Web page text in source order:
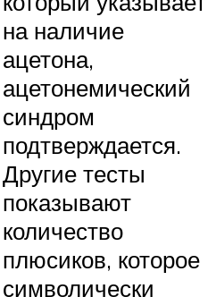
на наличие
ацетона,
ацетонемический
синдром
подтверждается.
Другие тесты
показывают
количество
плюсиков, которое
символически